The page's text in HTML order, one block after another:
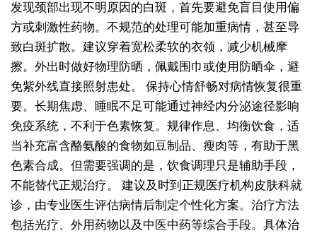
发现颈部出现不明原因的白斑，首先要避免盲目使用偏
方或刺激性药物。不规范的处理可能加重病情，甚至导
致白斑扩散。建议穿着宽松柔软的衣领，减少机械摩
擦。外出时做好物理防晒，佩戴围巾或使用防晒伞，避
免紫外线直接照射患处。
保持心情舒畅对病情恢复很重
要。长期焦虑、睡眠不足可能通过神经内分泌途径影响
免疫系统，不利于色素恢复。规律作息、均衡饮食，适
当补充富含酪氨酸的食物如豆制品、瘦肉等，有助于黑
色素合成。但需要强调的是，饮食调理只是辅助手段，
不能替代正规治疗。
建议及时到正规医疗机构皮肤科就
诊，由专业医生评估病情后制定个性化方案。治疗方法
包括光疗、外用药物以及中医中药等综合手段。具体治